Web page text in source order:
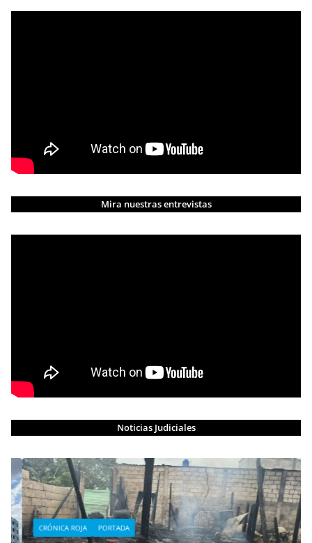
Mira nuestras entrevistas
Noticias Judiciales
CRÓNICA ROJA PORTADA